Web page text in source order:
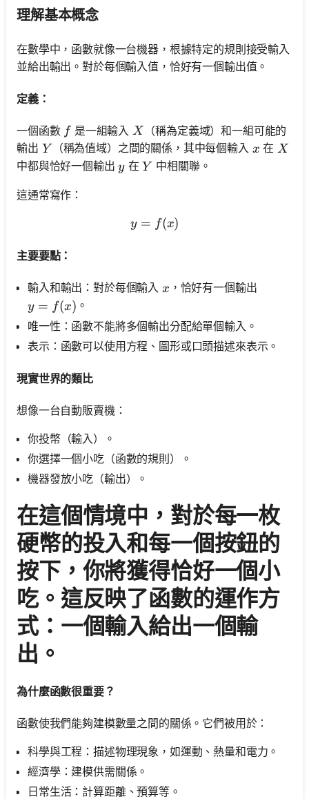
理解基本概念
在數學中，函數就像一台機器，根據特定的規則接受輸入
並給出輸出。對於每個輸入值，恰好有一個輸出值。
定義：
一個函數 ff 是一組輸入 X
X
（稱為定義域）和一組可能的
輸出 Y
Y （稱為值域）之間的關係，其中每個輸入 x
x 在 X
X
中都與恰好一個輸出y
y在Y
Y 中相關聯。
這通常寫作：
y=f(x)
y = f(x)
主要要點：
輸入和輸出：對於每個輸入 x
x ，恰好有一個輸出
y=f(x)
y = f(x) 。
唯一性：函數不能將多個輸出分配給單個輸入。
表示：函數可以使用方程、圖形或口頭描述來表示。
現實世界的類比
想像一台自動販賣機：
你投幣（輸入）。
你選擇一個小吃（函數的規則）。
機器發放小吃（輸出）。
在這個情境中，對於每一枚
硬幣的投入和每一個按鈕的
按下，你將獲得恰好一個小
吃。這反映了函數的運作方
式：一個輸入給出一個輸
出。
為什麼函數很重要？
函數使我們能夠建模數量之間的關係。它們被用於：
科學與工程：描述物理現象，如運動、熱量和電力。
經濟學：建模供需關係。
日常生活：計算距離、預算等。